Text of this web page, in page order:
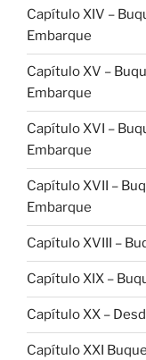
Capítulo XIV –
Embarque
Capítulo XV –
Embarque
Capítulo XVI –
Embarque
Capítulo XVII –
Embarque
Capítulo XVIII –
Capítulo XIX –
Capítulo XX –
Capítulo XXI